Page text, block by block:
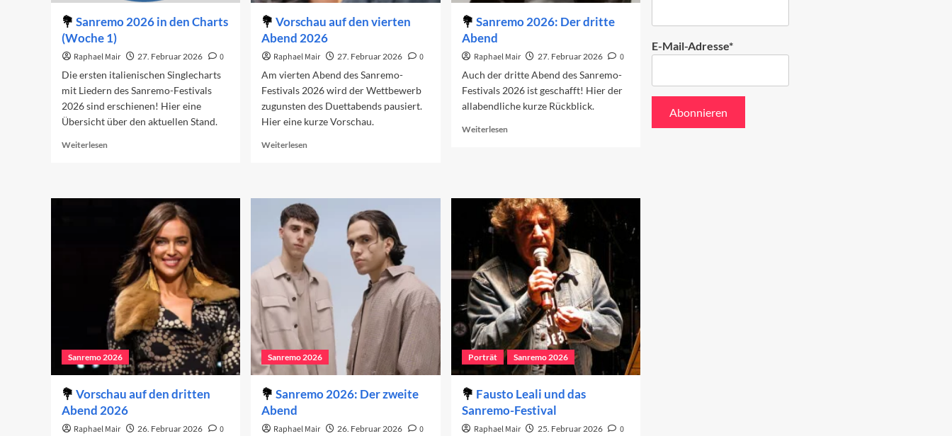
Sanremo 2026 in den Charts
(Woche 1)
Raphael Mair 27. Februar 2026
0
Die ersten italienischen Singlecharts
mit Liedern des Sanremo-Festivals
2026 sind erschienen! Hier eine
Übersicht über den aktuellen Stand.
Weiterlesen
2026
(Woche
Vorschau auf den vierten
Abend 2026
Raphael Mair 27. Februar 2026
0
Am vierten Abend des Sanremo-
Festivals 2026 wird der Wettbewerb
zugunsten des Duettabends pausiert.
Hier eine kurze Vorschau.
Weiterlesen
auf
den
vierten
Abend
2026
Sanremo 2026: Der dritte
Abend
Raphael Mair 27. Februar 2026
0
Auch der dritte Abend des Sanremo-
Festivals 2026 ist geschafft! Hier der
allabendliche kurze Rückblick.
WeiterlesenRead
dritte
Abend
Sanremo 2026
Vorschau auf den dritten
Abend 2026
Raphael Mair 26. Februar 2026
0
Sanremo 2026
Sanremo 2026: Der zweite
Abend
Raphael Mair 26. Februar 2026
0
Porträt Sanremo 2026
Fausto Leali und das
Sanremo-Festival
Raphael Mair 25. Februar 2026
0
E-Mail-Adresse*